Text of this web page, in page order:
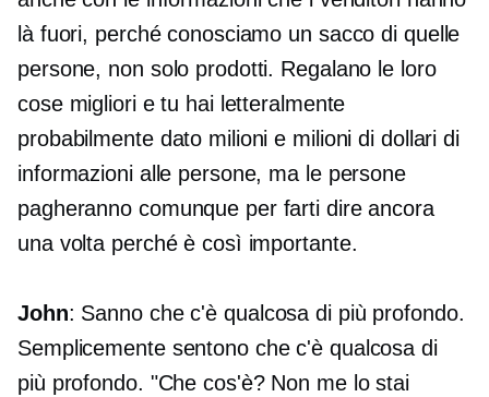
là fuori, perché conosciamo un sacco di quelle
persone, non solo prodotti. Regalano le loro
cose migliori e tu hai letteralmente
probabilmente dato milioni e milioni di dollari di
informazioni alle persone, ma le persone
pagheranno comunque per farti dire ancora
una volta perché è così importante.
John: Sanno che c'è qualcosa di più profondo.
Semplicemente sentono che c'è qualcosa di
più profondo. "Che cos'è? Non me lo stai